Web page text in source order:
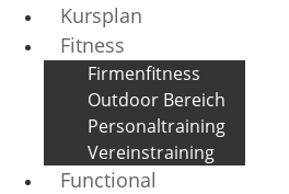
Kursplan
Fitness
Firmenfitness
Outdoor Bereich
Personaltraining
Vereinstraining
Functional